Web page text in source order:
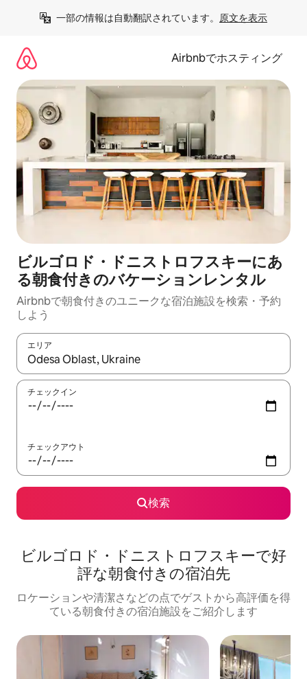
一部の情報は自動翻訳されています。 原文を表示
Airbnbでホスティング
ビルゴロド・ドニストロフスキーにあ
る朝食付きのバケーションレンタル
Airbnbで朝食付きのユニークな宿泊施設を検索・予約
しよう
エリア
検索結果が表示されたら、上下の矢印キーを使って移動するか
チェックイン
チェックアウト
検索
ビルゴロド・ドニストロフスキーで好
評な朝食付きの宿泊先
ロケーションや清潔さなどの点でゲストから高評価を得
ている朝食付きの宿泊施設をご紹介します